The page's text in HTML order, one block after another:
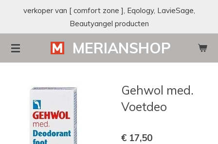
de
hoofdinhoud
MERIANSHOP
verkoper van [ comfort zone ], Eqology, LavieSage,
Beautyangel producten
Gehwol med.
Voetdeo
€ 17,50